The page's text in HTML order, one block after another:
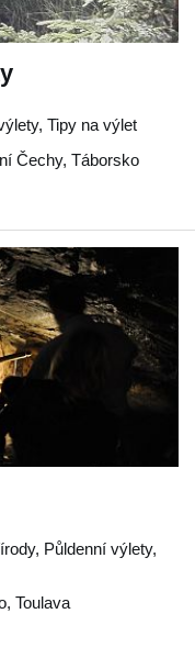
Tipy na výlet
Čechy, Táborsko
Půldenní výlety,
, Toulava